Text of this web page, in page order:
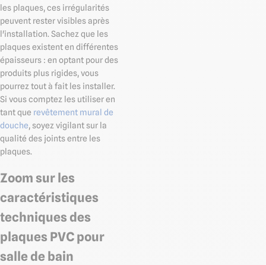
les plaques, ces irrégularités
peuvent rester visibles après
l'installation. Sachez que les
plaques existent en différentes
épaisseurs : en optant pour des
produits plus rigides, vous
pourrez tout à fait les installer.
Si vous comptez les utiliser en
tant que revêtement mural de
douche, soyez vigilant sur la
qualité des joints entre les
plaques.
Zoom sur les
caractéristiques
techniques des
plaques PVC pour
salle de bain